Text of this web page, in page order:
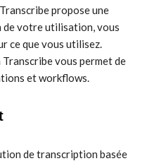
propose une
votre utilisation, vous
ce que vous utilisez.
Transcribe vous permet de
et workflows.
de transcription basée